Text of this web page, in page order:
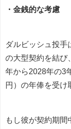
・金銭的な考慮
ダルビッシュ投
の大型契約を結び
年から2028年の3
円）の年俸を受け
もし彼が契約期